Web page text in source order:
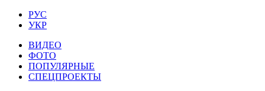
РУС
УКР
ВИДЕО
ФОТО
ПОПУЛЯРНЫЕ
СПЕЦПРОЕКТЫ